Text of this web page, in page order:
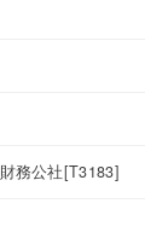
務公社[T3183]